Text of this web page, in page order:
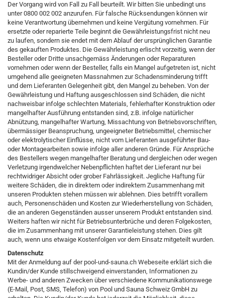
Der Vorgang wird von Fall zu Fall beurteilt. Wir bitten Sie unbedingt uns
unter 0800 002 002 anzurufen. Für falsche Rücksendungen können wir
keine Verantwortung übernehmen und keine Vergütung vornehmen. Für
ersetzte oder reparierte Teile beginnt die Gewährleistungsfrist nicht neu
zu laufen, sondern sie endet mit dem Ablauf der ursprünglichen Garantie
des gekauften Produktes. Die Gewährleistung erlischt vorzeitig, wenn der
Besteller oder Dritte unsachgemäss Änderungen oder Reparaturen
vornehmen oder wenn der Besteller, falls ein Mangel aufgetreten ist, nicht
umgehend alle geeigneten Massnahmen zur Schadensminderung trifft
und dem Lieferanten Gelegenheit gibt, den Mangel zu beheben. Von der
Gewährleistung und Haftung ausgeschlossen sind Schäden, die nicht
nachweisbar infolge schlechten Materials, fehlerhafter Konstruktion oder
mangelhafter Ausführung entstanden sind, z.B. infolge natürlicher
Abnützung, mangelhafter Wartung, Missachtung von Betriebsvorschriften,
übermässiger Beanspruchung, ungeeigneter Betriebsmittel, chemischer
oder elektrolytischer Einflüsse, nicht vom Lieferanten ausgeführter Bau-
oder Montagearbeiten sowie infolge aller anderen Gründe. Für Ansprüche
des Bestellers wegen mangelhafter Beratung und dergleichen oder wegen
Verletzung irgendwelcher Nebenpflichten haftet der Lieferant nur bei
rechtwidriger Absicht oder grober Fahrlässigkeit. Jegliche Haftung für
weitere Schäden, die in direktem oder indirektem Zusammenhang mit
unseren Produkten stehen müssen wir ablehnen. Dies betrifft vorallem
auch, Personenschäden und Kosten zur Wiederherstellung von Schäden,
die an anderen Gegenständen ausser unserem Produkt entstanden sind.
Weiters haften wir nicht für Betriebsunterbrüche und deren Folgekosten,
die im Zusammenhang mit unserer Garantieleistung stehen. Dies gilt
auch, wenn uns etwaige Kostenfolgen vor dem Einsatz mitgeteilt wurden.
Datenschutz
Mit der Anmeldung auf der pool-und-sauna.ch Webeseite erklärt sich die
Kundin/der Kunde stillschweigend einverstanden, Informationen zu
Werbe- und anderen Zwecken über verschiedene Kommunikationswege
(E-Mail, Post, SMS, Telefon) von Pool und Sauna Schweiz GmbH zu